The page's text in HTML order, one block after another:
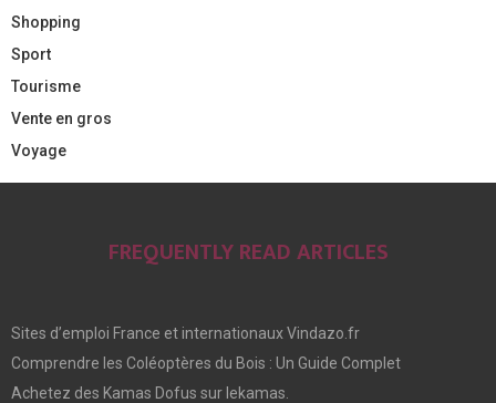
Shopping
Sport
Tourisme
Vente en gros
Voyage
FREQUENTLY READ ARTICLES
Sites d’emploi France et internationaux Vindazo.fr
Comprendre les Coléoptères du Bois : Un Guide Complet
Achetez des Kamas Dofus sur lekamas.